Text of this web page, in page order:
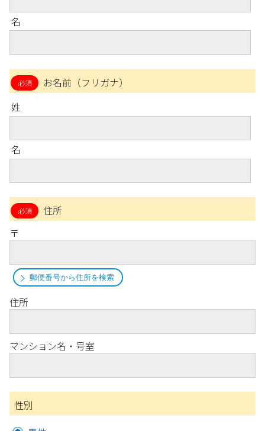
名
お名前（フリガナ）
姓
名
住所
〒
郵便番号から住所を検索
住所
マンション名・号室
性別